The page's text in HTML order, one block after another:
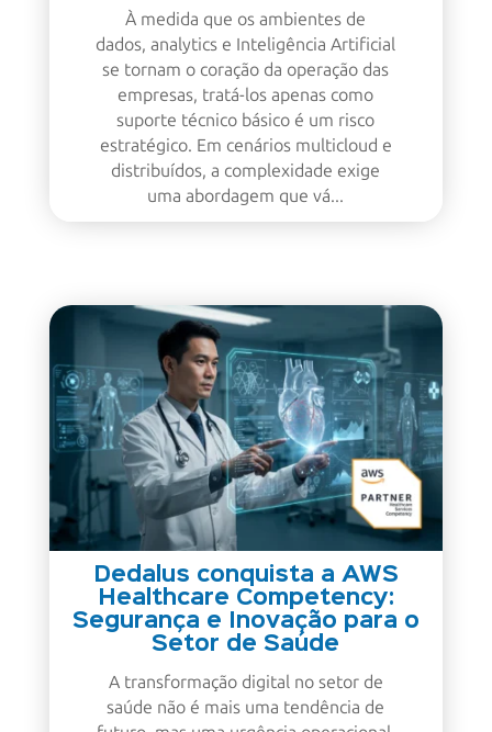
À medida que os ambientes de
dados, analytics e Inteligência Artificial
se tornam o coração da operação das
empresas, tratá-los apenas como
suporte técnico básico é um risco
estratégico. Em cenários multicloud e
distribuídos, a complexidade exige
uma abordagem que vá...
Dedalus conquista a AWS
Healthcare Competency:
Segurança e Inovação para o
Setor de Saúde
A transformação digital no setor de
saúde não é mais uma tendência de